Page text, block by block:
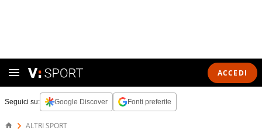
ACCEDI
Seguici su: Google Discover Fonti preferite
ALTRI SPORT